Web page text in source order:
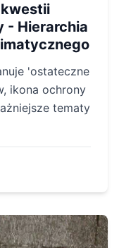
- Hierarchia
'ostateczne
ikona ochrony
tematy